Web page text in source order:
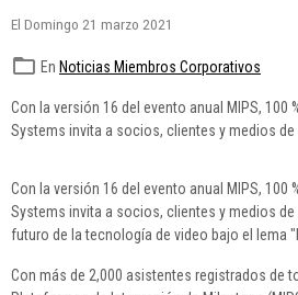
El Domingo 21 marzo 2021
En Noticias Miembros Corporativos
Con la versión 16 del evento anual MIPS, 100
Systems invita a socios, clientes y medios de
Con la versión 16 del evento anual MIPS, 100
Systems invita a socios, clientes y medios
futuro de la tecnología de video bajo el lema
Con más de 2,000 asistentes registrados de